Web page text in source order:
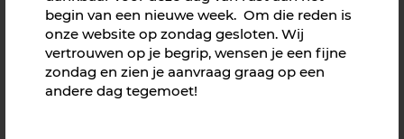
begin van een nieuwe week. Om die reden is
onze website op zondag gesloten. Wij
vertrouwen op je begrip, wensen je een fijne
zondag en zien je aanvraag graag op een
andere dag tegemoet!